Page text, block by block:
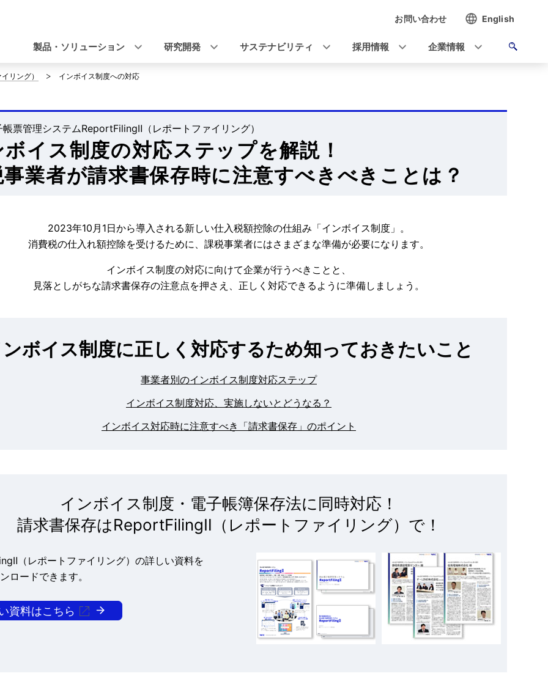
ビ
ゲ
シ
ョ
ン
お問い合わせ English
製品・ソリューション 研究開発 サステナビリティ 採用情報 企業情報
リング） インボイス制度への対応
イス制度の対応ステップを解説！
業者が請求書保存時に注意すべきべきことは？
票管理システムReportFilingⅡ（レポートファイリング）
2023年10月1日から導入される新しい仕入税額控除の仕組み「インボイス制度」。
消費税の仕入れ額控除を受けるために、課税事業者にはさまざまな準備が必要になります。
インボイス制度の対応に向けて企業が行うべきことと、
見落としがちな請求書保存の注意点を押さえ、正しく対応できるように準備しましょう。
ボイス制度に正しく対応するため知っておきたいこと
事業者別のインボイス制度対応ステップ
インボイス制度対応、実施しないとどうなる？
インボイス対応時に注意すべき「請求書保存」のポイント
インボイス制度・電子帳簿保存法に同時対応！
請求書保存はReportFilingⅡ（レポートファイリング）で！
（レポートファイリング）の詳しい資料を
ロードできます。
資料はこちら